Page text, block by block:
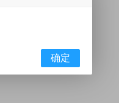
确定